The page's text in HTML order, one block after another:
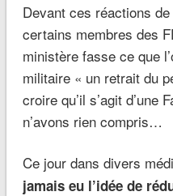
Devant ces réactions
certains membres des
ministère fasse ce que
militaire « un retrait du
croire qu’il s’agit d’une
n’avons rien compris…
Ce jour dans divers
jamais eu l’idée de